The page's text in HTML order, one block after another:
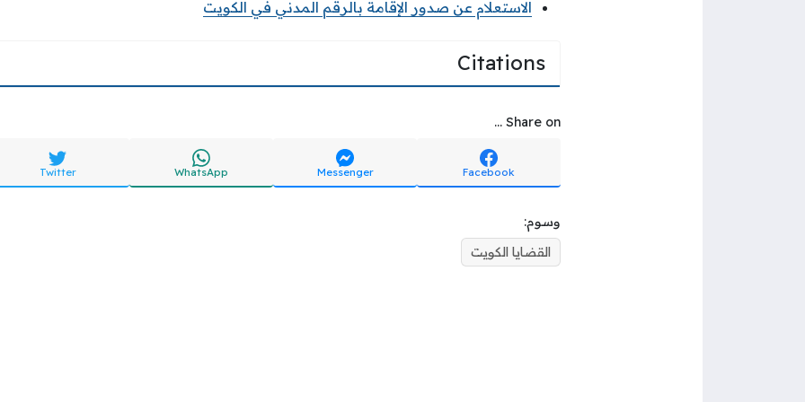
الاستعلام عن صدور الإقامة بالرقم المدني في الكويت
Citations
Share on ...
Facebook
Messenger
WhatsApp
Twitter
وسوم:
القضايا الكويت